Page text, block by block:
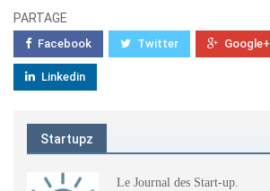
PARTAGE
Facebook Twitter Google+
Linkedin
Startupz
Le Journal des Start-up.